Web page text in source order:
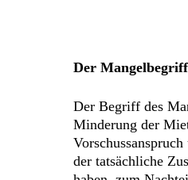
Der Mangelbegriff
Der Begriff des
Minderung der
der tatsächliche